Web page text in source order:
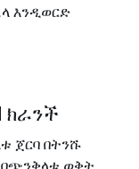
እንዲወርድ
ክራንች
ጀርባ በትንሹ